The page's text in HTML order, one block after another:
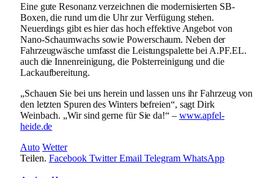
Eine gute Resonanz verzeichnen die modernisierten SB-
Boxen, die rund um die Uhr zur Verfügung stehen.
Neuerdings gibt es hier das hoch effektive Angebot von
Nano-Schaumwachs sowie Powerschaum. Neben der
Fahrzeugwäsche umfasst die Leistungspalette bei A.PF.EL.
auch die Innenreinigung, die Polsterreinigung und die
Lackaufbereitung.
„Schauen Sie bei uns herein und lassen uns ihr Fahrzeug von
den letzten Spuren des Winters befreien“, sagt Dirk
Weinbach. „Wir sind gerne für Sie da!“ – www.apfel-
heide.de
Auto Wetter
Teilen. Facebook Twitter Email Telegram WhatsApp